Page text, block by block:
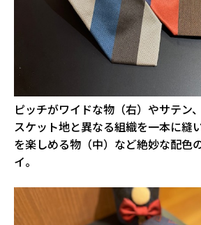
ピッチがワイドな物（右）やサテン
スケット地と異なる組織を一本に縫
を楽しめる物（中）など絶妙な配色
イ。